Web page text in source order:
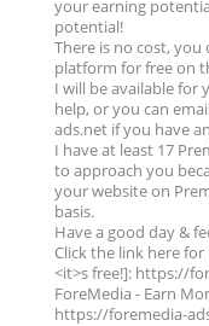
your earning
potential!
There is no cost,
platform for free on
I will be available for
help, or you can
ads.net if you have
I have at least 17
to approach you
your website on
basis.
Have a good day &
Click the link here
<it>s free!]: https://
ForeMedia - Earn
https://foremedia-